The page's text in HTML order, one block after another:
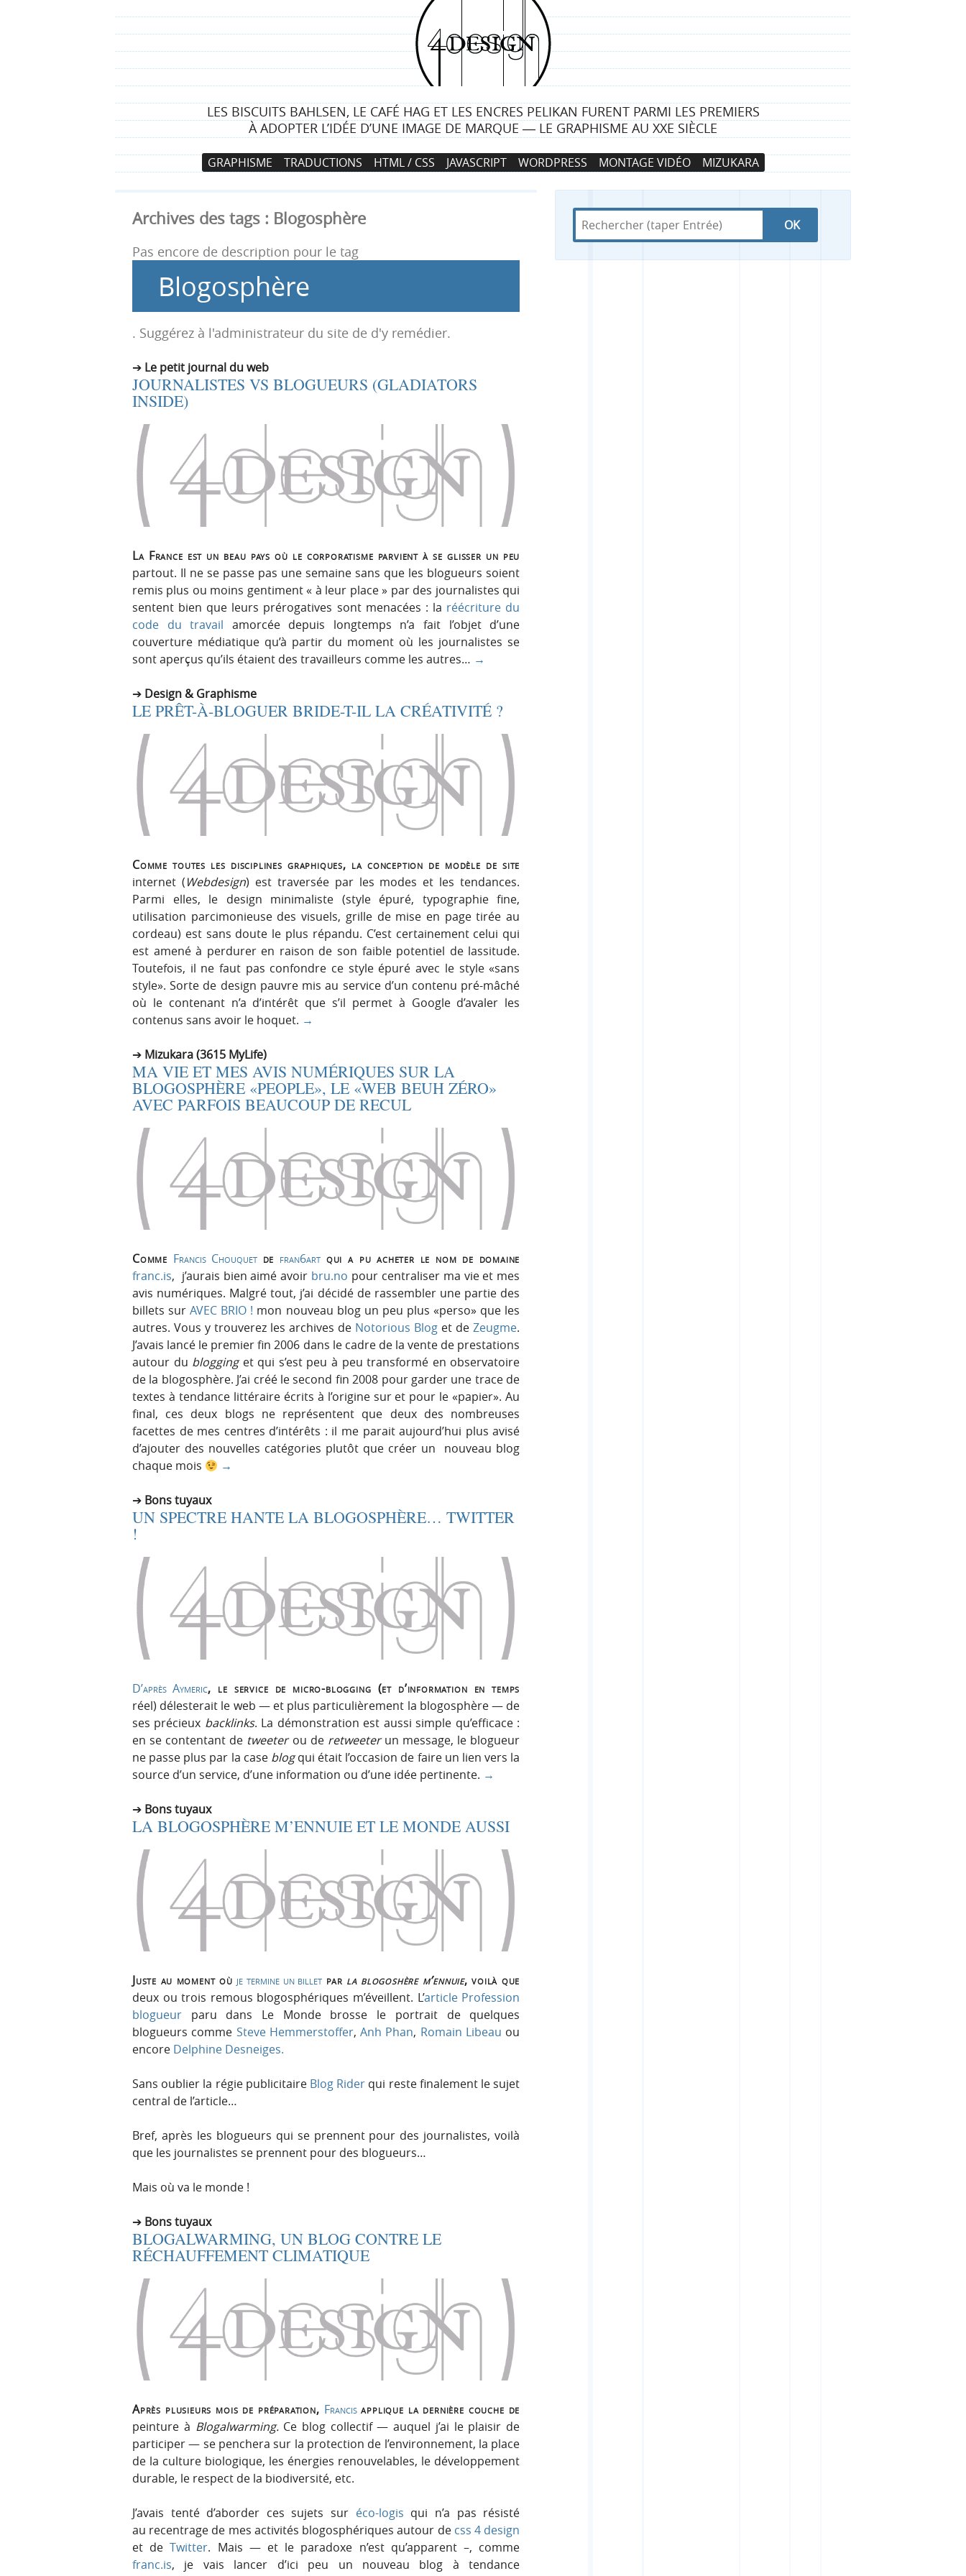
4
d
e
s
i
g
n
LES BISCUITS BAHLSEN, LE CAFÉ HAG ET LES ENCRES PELIKAN FURENT PARMI LES PREMIERS
À ADOPTER L’IDÉE D’UNE IMAGE DE MARQUE ― LE GRAPHISME AU XXE SIÈCLE
GRAPHISME TRADUCTIONS HTML / CSS JAVASCRIPT WORDPRESS MONTAGE VIDÉO MIZUKARA
Archives des tags : Blogosphère
Pas encore de description pour le tag
Blogosphère
. Suggérez à l'administrateur du site de d'y remédier.
Le petit journal du web
JOURNALISTES VS BLOGUEURS (GLADIATORS
INSIDE)
La France est un beau pays où le corporatisme parvient à se glisser un peu
partout. Il ne se passe pas une semaine sans que les blogueurs soient
remis plus ou moins gentiment « à leur place » par des journalistes qui
sentent bien que leurs prérogatives sont menacées : la réécriture du
code du travail amorcée depuis longtemps n’a fait l’objet d’une
couverture médiatique qu’à partir du moment où les journalistes se
sont aperçus qu’ils étaient des travailleurs comme les autres… →
Design & Graphisme
LE PRÊT-À-BLOGUER BRIDE-T-IL LA CRÉATIVITÉ ?
Comme toutes les disciplines graphiques, la conception de modèle de site
internet (Webdesign) est traversée par les modes et les tendances.
Parmi elles, le design minimaliste (style épuré, typographie fine,
utilisation parcimonieuse des visuels, grille de mise en page tirée au
cordeau) est sans doute le plus répandu. C’est certainement celui qui
est amené à perdurer en raison de son faible potentiel de lassitude.
Toutefois, il ne faut pas confondre ce style épuré avec le style «sans
style». Sorte de design pauvre mis au service d’un contenu pré-mâché
où le contenant n’a d’intérêt que s’il permet à Google d’avaler les
contenus sans avoir le hoquet. →
Mizukara (3615 MyLife)
MA VIE ET MES AVIS NUMÉRIQUES SUR LA
BLOGOSPHÈRE «PEOPLE», LE «WEB BEUH ZÉRO»
AVEC PARFOIS BEAUCOUP DE RECUL
Comme Francis Chouquetde fran6art qui a pu acheter le nom de domaine
franc.is, j’aurais bien aimé avoir bru.no pour centraliser ma vie et mes
avis numériques. Malgré tout, j’ai décidé de rassembler une partie des
billets surAVEC BRIO ! mon nouveau blog un peu plus «perso» que les
autres. Vous y trouverez les archives de Notorious Blog et deZeugme.
J’avais lancé le premier fin 2006 dans le cadre de la vente de prestations
autour du blogginget qui s’est peu à peu transformé en observatoire
de la blogosphère. J’ai créé le second fin 2008 pour garder une trace de
textes à tendance littéraire écrits à l’origine sur et pour le «papier». Au
final, ces deux blogs ne représentent que deux des nombreuses
facettes de mes centres d’intérêts : il me parait aujourd’hui plus avisé
d’ajouter des nouvelles catégories plutôt que créer un nouveau blog
chaque mois
→
Bons tuyaux
UN SPECTRE HANTE LA BLOGOSPHÈRE… TWITTER
!
D’après Aymeric, le service de micro-blogging (et d’information en temps
réel) délesterait le web — et plus particulièrement la blogosphère — de
ses précieux backlinks. La démonstration est aussi simple qu’efficace :
en se contentant de tweeterou de retweeterun message, le blogueur
ne passe plus par la case blogqui était l’occasion de faire un lien vers la
source d’un service, d’une information ou d’une idée pertinente. →
Bons tuyaux
LA BLOGOSPHÈRE M’ENNUIE ET LE MONDE AUSSI
Juste au moment où je termine un billet par la blogoshère m’ennuie, voilà que
deux ou trois remous blogosphériques m’éveillent. L’article Profession
blogueur paru dans Le Monde brosse le portrait de quelques
blogueurs comme Steve Hemmerstoffer,Anh Phan, Romain Libeau ou
encore Delphine Desneiges.
Sans oublier la régie publicitaire Blog Rider qui reste finalement le sujet
central de l’article…
Bref, après les blogueurs qui se prennent pour des journalistes, voilà
que les journalistes se prennent pour des blogueurs…
Mais où va le monde !
Bons tuyaux
BLOGALWARMING, UN BLOG CONTRE LE
RÉCHAUFFEMENT CLIMATIQUE
Après plusieurs mois de préparation, Francisapplique la dernière couche de
peinture à Blogalwarming.Ce blog collectif — auquel j’ai le plaisir de
participer — se penchera sur la protection de l’environnement, la place
de la culture biologique, les énergies renouvelables, le développement
durable, le respect de la biodiversité, etc.
J’avais tenté d’aborder ces sujets sur éco-logis qui n’a pas résisté
au recentrage de mes activités blogosphériques autour de css 4 design
et deTwitter. Mais — et le paradoxe n’est qu’apparent –, comme
franc.is, je vais lancer d’ici peu un nouveau blog à tendance
R
e
R
d